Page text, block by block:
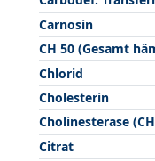
Carnosin
CH 50 (Gesamt
Chlorid
Cholesterin
Cholinesterase
Citrat